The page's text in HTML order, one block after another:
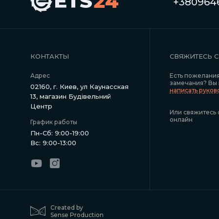
КОНТАКТЫ
Адрес
02160, г. Киев, ул Каунасская
13, магазин Будівельний
Центр
График работы
Пн-Сб: 9:00-19:00
Вс: 9:00-13:00
СВЯЖИТЕСЬ
Есть
замечания?
написать
Или свяжитесь
онлайн
Created by
Sense Production